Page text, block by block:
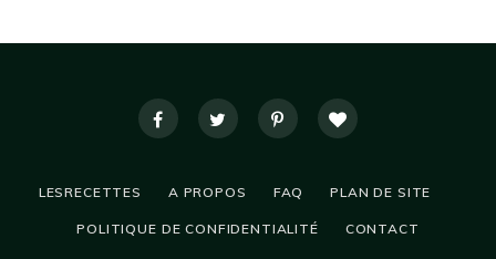
LESRECETTES A PROPOS FAQ PLAN DE SITE
POLITIQUE DE CONFIDENTIALITÉ CONTACT